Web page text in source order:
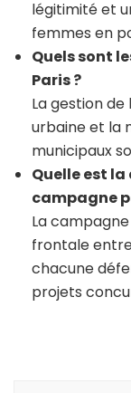
légitimité et
femmes en
Quels sont
Paris ?
La gestion
urbaine et la
municipaux
Quelle est
campagne
La
frontale
chacune
projets